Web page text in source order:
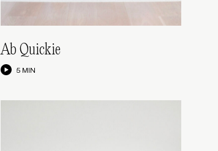
Ab Quickie
5 MIN